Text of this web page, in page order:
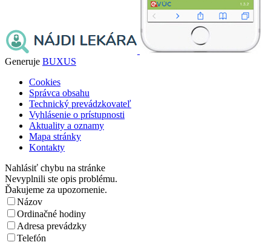
Generuje BUXUS
Cookies
Správca obsahu
Technický prevádzkovateľ
Vyhlásenie o prístupnosti
Aktuality a oznamy
Mapa stránky
Kontakty
Nahlásiť chybu na stránke
Nevyplnili ste opis problému.
Ďakujeme za upozornenie.
Názov
Ordinačné hodiny
Adresa prevádzky
Telefón